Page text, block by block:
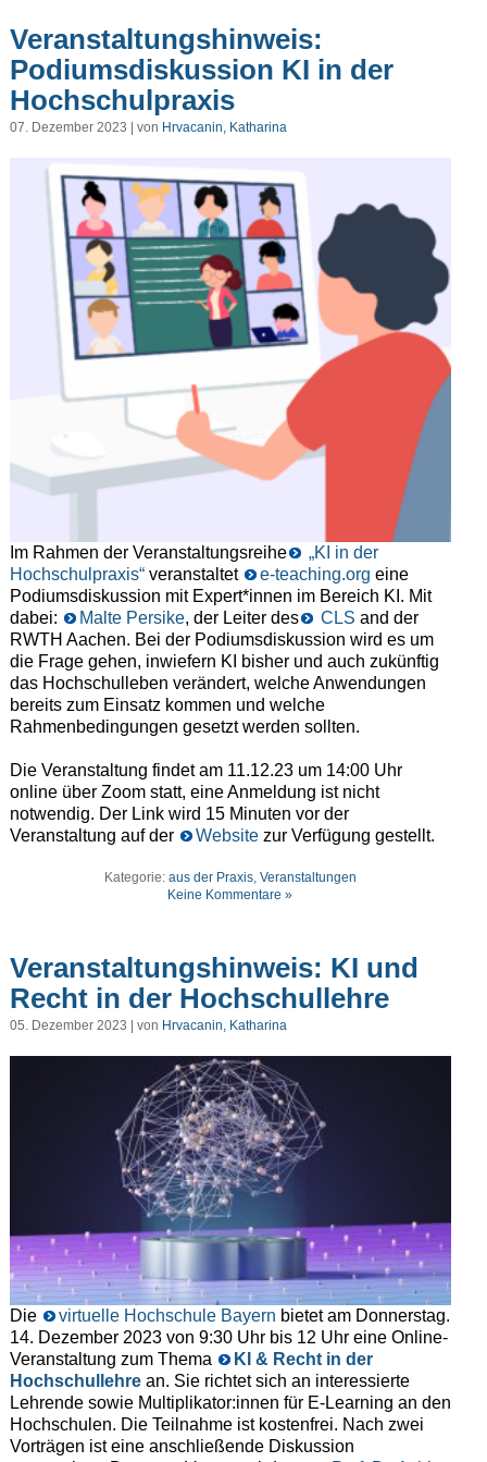
Veranstaltungshinweis:
Podiumsdiskussion KI in der
Hochschulpraxis
07. Dezember 2023 | von Hrvacanin, Katharina
Im Rahmen der Veranstaltungsreihe
„KI in der
Hochschulpraxis“veranstaltet e-teaching.org eine
Podiumsdiskussion mit Expert*innen im Bereich KI. Mit
dabei:
Malte Persike, der Leiter des CLS and der
RWTH Aachen. Bei der Podiumsdiskussion wird es um
die Frage gehen, inwiefern KI bisher und auch zukünftig
das Hochschulleben verändert, welche Anwendungen
bereits zum Einsatz kommen und welche
Rahmenbedingungen gesetzt werden sollten.
Die Veranstaltung findet am 11.12.23 um 14:00 Uhr
online über Zoom statt, eine Anmeldung ist nicht
notwendig. Der Link wird 15 Minuten vor der
Veranstaltung auf der
Websitezur Verfügung gestellt.
Kategorie: aus der Praxis, Veranstaltungen
Keine Kommentare »
Veranstaltungshinweis: KI und
Recht in der Hochschullehre
05. Dezember 2023 | von Hrvacanin, Katharina
Die virtuelle Hochschule Bayern bietet am Donnerstag.
14. Dezember 2023 von 9:30 Uhr bis 12 Uhr eine Online-
Veranstaltung zum Thema
KI & Recht in der
Hochschullehrean. Sie richtet sich an interessierte
Lehrende sowie Multiplikator:innen für E-Learning an den
Hochschulen. Die Teilnahme ist kostenfrei. Nach zwei
Vorträgen ist eine anschließende Diskussion